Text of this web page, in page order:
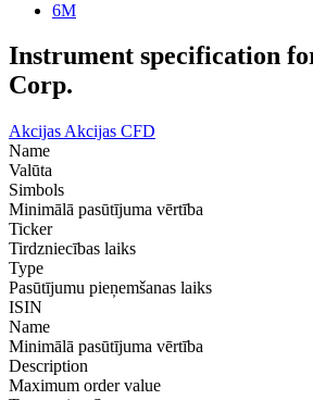
6M
Instrument specification
Corp.
Akcijas Akcijas CFD
Name
Valūta
Simbols
Minimālā pasūtījuma vērtība
Ticker
Tirdzniecības laiks
Type
Pasūtījumu pieņemšanas laiks
ISIN
Name
Minimālā pasūtījuma vērtība
Description
Maximum order value